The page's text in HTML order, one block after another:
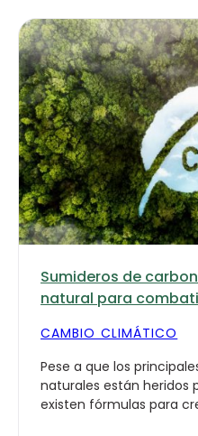
Sumideros de
natural para
CAMBIO CLIMÁTICO
Pese a que los
naturales están heridos
existen fórmulas para